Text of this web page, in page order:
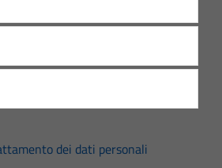
dei dati personali